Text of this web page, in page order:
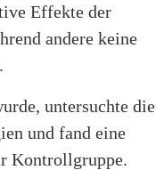
Effekte der
andere keine
untersuchte die
und fand eine
Kontrollgruppe.